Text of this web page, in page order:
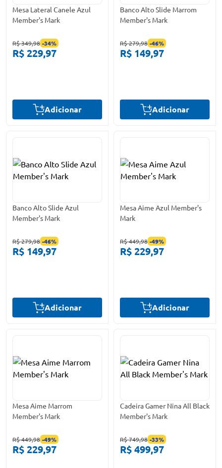
Mesa Lateral Canele Azul
Member's Mark
R$ 349,98 -34%
R$ 229,97
Adicionar
Banco Alto Slide Marrom
Member's Mark
R$ 279,98 -46%
R$ 149,97
Adicionar
Banco Alto Slide Azul
Member's Mark
R$ 279,98 -46%
R$ 149,97
Adicionar
Mesa Aime Azul Member's
Mark
R$ 449,98 -49%
R$ 229,97
Adicionar
Mesa Aime Marrom
Member's Mark
R$ 449,98 -49%
R$ 229,97
Cadeira Gamer Nina All Black
Member's Mark
R$ 749,98 -33%
R$ 499,97